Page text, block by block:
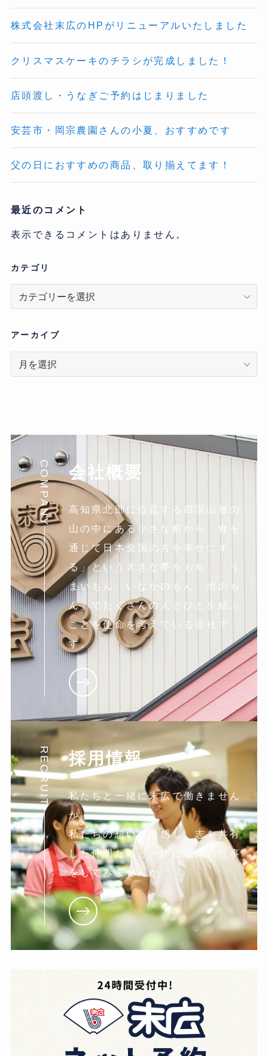
株式会社末広のHPがリニューアルいたしました
クリスマスケーキのチラシが完成しました！
店頭渡し・うなぎご予約はじまりました
安芸市・岡宗農園さんの小夏、おすすめです
父の日におすすめの商品、取り揃えてます！
最近のコメント
表示できるコメントはありません。
カテゴリ
リ
アーカイブ
ア
COMPANY 会社概要
高知県北部に位置する四国山脈の
山の中にある小さな町から「食を
通じて日本全国の方を幸せにす
る」という大きな夢をもち、「う
まいもん、いなかのもん、地のも
ん」でたくさんの人とひとを結ぶ
ことを使命を考えている会社で
す。
RECRUIT 採用情報
私たちと一緒に末広で働きません
か。
私たちの想いに共感し。志を共有
した仲間たちと一緒に最高の仕事
をしてみませんか